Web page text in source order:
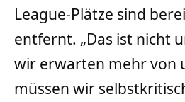
League-Plätze sind
entfernt. „Das ist nicht
wir erwarten mehr von
müssen wir